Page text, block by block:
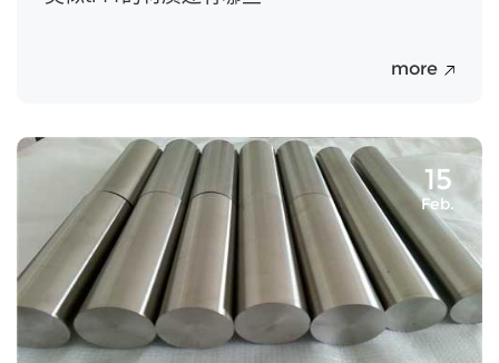
more
15
Feb.